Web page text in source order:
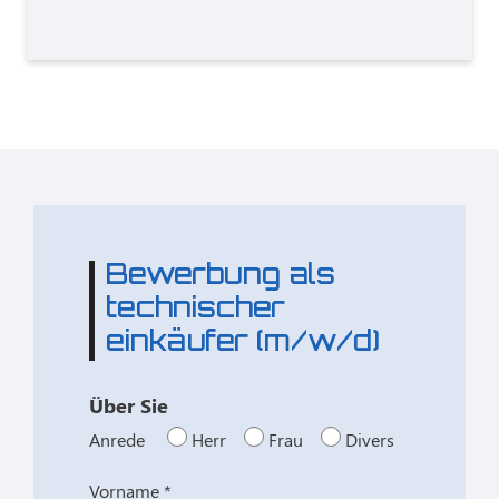
Bewerbung als
technischer
einkäufer (m/w/d)
Über Sie
Anrede Herr Frau Divers
Vorname *